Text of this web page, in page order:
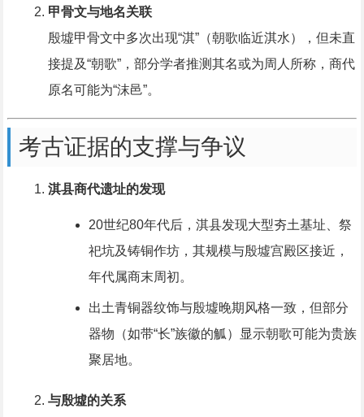
甲骨文与地名关联
殷墟甲骨文中多次出现“淇”（朝歌临近淇水），但未直
接提及“朝歌”，部分学者推测其名或为周人所称，商代
原名可能为“沫邑”。
考古证据的支撑与争议
淇县商代遗址的发现
20世纪80年代后，淇县发现大型夯土基址、祭
祀坑及铸铜作坊，其规模与殷墟宫殿区接近，
年代属商末周初。
出土青铜器纹饰与殷墟晚期风格一致，但部分
器物（如带“长”族徽的觚）显示朝歌可能为贵族
聚居地。
与殷墟的关系